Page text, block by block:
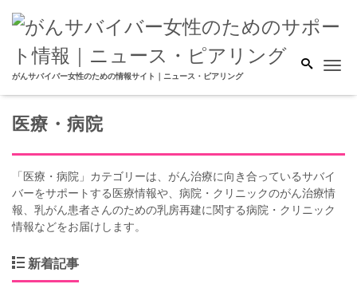
がんサバイバー女性のための情報サイト｜ニュース・ピアリング
医療・病院
「医療・病院」カテゴリーは、がん治療に向き合っているサバイ
バーをサポートする医療情報や、病院・クリニックのがん治療情
報、乳がん患者さんのための乳房再建に関する病院・クリニック
情報などをお届けします。
新着記事